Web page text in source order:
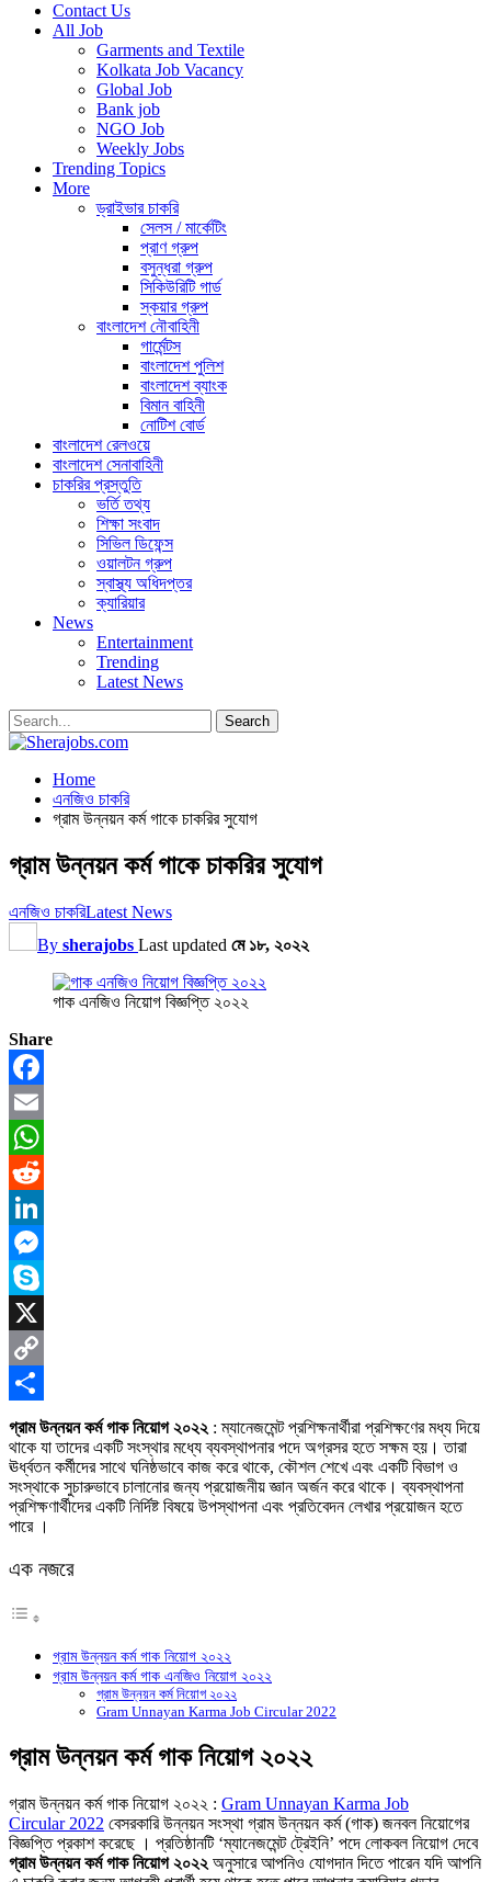
Contact Us
All Job
Garments and Textile
Kolkata Job Vacancy
Global Job
Bank job
NGO Job
Weekly Jobs
Trending Topics
More
ড্রাইভার চাকরি
সেলস / মার্কেটিং
প্রাণ গ্রুপ
বসুন্ধরা গ্রুপ
সিকিউরিটি গার্ড
স্কয়ার গ্রুপ
বাংলাদেশ নৌবাহিনী
গার্মেন্টস
বাংলাদেশ পুলিশ
বাংলাদেশ ব্যাংক
বিমান বাহিনী
নোটিশ বোর্ড
বাংলাদেশ রেলওয়ে
বাংলাদেশ সেনাবাহিনী
চাকরির প্রস্তুতি
ভর্তি তথ্য
শিক্ষা সংবাদ
সিভিল ডিফেন্স
ওয়ালটন গ্রুপ
স্বাস্থ্য অধিদপ্তর
ক্যারিয়ার
News
Entertainment
Trending
Latest News
Home
এনজিও চাকরি
গ্রাম উন্নয়ন কর্ম গাকে চাকরির সুযোগ
গ্রাম উন্নয়ন কর্ম গাকে চাকরির সুযোগ
এনজিও চাকরিLatest News
By sherajobs Last updated মে ১৮, ২০২২
গাক এনজিও নিয়োগ বিজ্ঞপ্তি ২০২২
Share
Facebook
Email
WhatsApp
Reddit
LinkedIn
Messenger
Skype
X
Copy
Link
Share
গ্রাম উন্নয়ন কর্ম গাক নিয়োগ ২০২২ : ম্যানেজমেন্ট প্রশিক্ষনার্থীরা প্রশিক্ষণের মধ্য দিয়ে
থাকে যা তাদের একটি সংস্থার মধ্যে ব্যবস্থাপনার পদে অগ্রসর হতে সক্ষম হয়। তারা
ঊর্ধ্বতন কর্মীদের সাথে ঘনিষ্ঠভাবে কাজ করে থাকে, কৌশল শেখে এবং একটি বিভাগ ও
সংস্থাকে সুচারুভাবে চালানোর জন্য প্রয়োজনীয় জ্ঞান অর্জন করে থাকে। ব্যবস্থাপনা
প্রশিক্ষণার্থীদের একটি নির্দিষ্ট বিষয়ে উপস্থাপনা এবং প্রতিবেদন লেখার প্রয়োজন হতে
পারে ।
এক নজরে
গ্রাম উন্নয়ন কর্ম গাক নিয়োগ ২০২২
গ্রাম উন্নয়ন কর্ম গাক এনজিও নিয়োগ ২০২২
গ্রাম উন্নয়ন কর্ম নিয়োগ ২০২২
Gram Unnayan Karma Job Circular 2022
গ্রাম উন্নয়ন কর্ম গাক নিয়োগ ২০২২
গ্রাম উন্নয়ন কর্ম গাক নিয়োগ ২০২২ : Gram Unnayan Karma Job
Circular 2022 বেসরকারি উন্নয়ন সংস্থা ‌গ্রাম উন্নয়ন কর্ম (গাক) জনবল নিয়োগের
বিজ্ঞপ্তি প্রকাশ করেছে । প্রতিষ্ঠানটি ‘ম্যানেজমেন্ট ট্রেইনি’ পদে লোকবল নিয়োগ দেবে
গ্রাম উন্নয়ন কর্ম গাক নিয়োগ ২০২২ অনুসারে আপনিও যোগদান দিতে পারেন যদি আপনি